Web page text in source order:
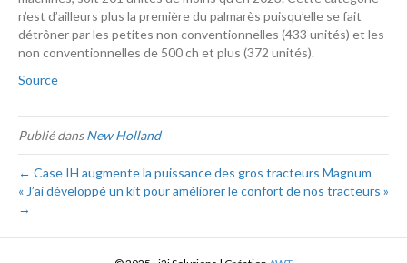
n’est d’ailleurs plus la première du palmarès puisqu’elle se fait
détrôner par les petites non conventionnelles (433 unités) et les
non conventionnelles de 500 ch et plus (372 unités).
Source
Publié dansNew Holland
← Case IH augmente la puissance des gros tracteurs Magnum
« J’ai développé un kit pour améliorer le confort de nos tracteurs »
→